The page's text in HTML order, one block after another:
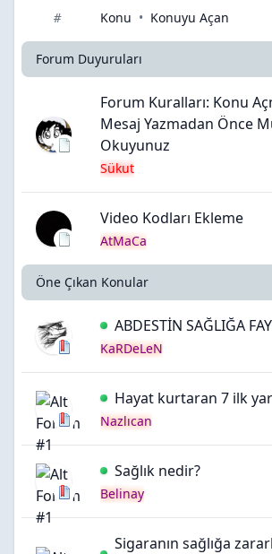
# Konu • Konuyu Açan
Forum Duyuruları
Forum Kuralları: Konu
Mesaj Yazmadan Önce
Okuyunuz
Sükut
Video Kodları Ekleme
AtMaCa
Öne Çıkan Konular
ABDESTİN SAĞLIĞA
KaRDeLeN
Hayat kurtaran 7 ilk
Nazlıcan
Sağlık nedir?
Belinay
Sigaranın sağlığa